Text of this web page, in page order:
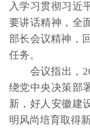
入学习贯彻习近
要讲话精神，全
部长会议精神，
任务。
会议指出，
绕党中央决策部
新，好人安徽建
明风尚培育取得